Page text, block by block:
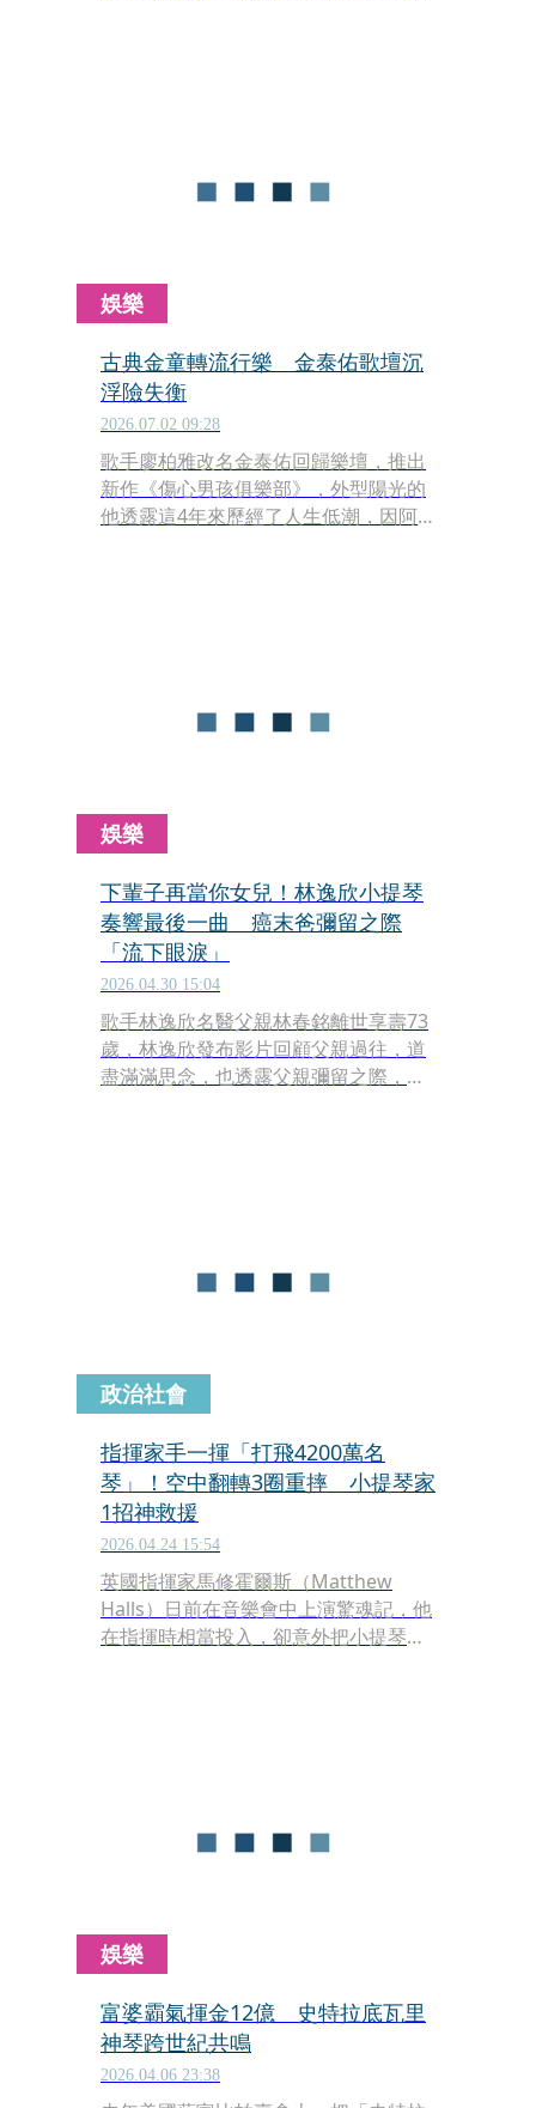
這場世界級盛會的幕後點滴。
娛樂
古典金童轉流行樂 金泰佑歌壇沉
浮險失衡
2026.07.02 09:28
歌手廖柏雅改名金泰佑回歸樂壇，推出
新作《傷心男孩俱樂部》，外型陽光的
他透露這4年來歷經了人生低潮，因阿
娛樂
下輩子再當你女兒！林逸欣小提琴
奏響最後一曲 癌末爸彌留之際
「流下眼淚」
2026.04.30 15:04
歌手林逸欣名醫父親林春銘離世享壽73
歲，林逸欣發布影片回顧父親過往，道
盡滿滿思念，也透露父親彌留之際，她
政治社會
指揮家手一揮「打飛4200萬名
琴」！空中翻轉3圈重摔 小提琴家
1招神救援
2026.04.24 15:54
英國指揮家馬修霍爾斯（Matthew
Halls）日前在音樂會中上演驚魂記，他
在指揮時相當投入，卻意外把小提琴家
魂中順利落幕。
娛樂
富婆霸氣揮金12億 史特拉底瓦里
神琴跨世紀共鳴
2026.04.06 23:38